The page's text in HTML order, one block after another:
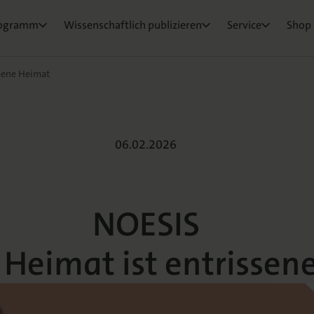
Wissenschaftlich publizieren
Service
Shop
Heimat
ist entrissene
06.02.2026
NOESIS
ist